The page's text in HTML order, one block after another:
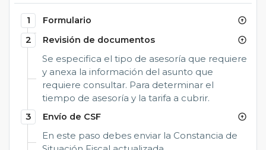
1 Formulario arrow_circle_up
2 Revisión de documentos arrow_circle_up
Se especifica el tipo de asesoría que requiere
y anexa la información del asunto que
requiere consultar. Para determinar el
tiempo de asesoría y la tarifa a cubrir.
3
Envío de CSF arrow_circle_up
En este paso debes enviar la Constancia de